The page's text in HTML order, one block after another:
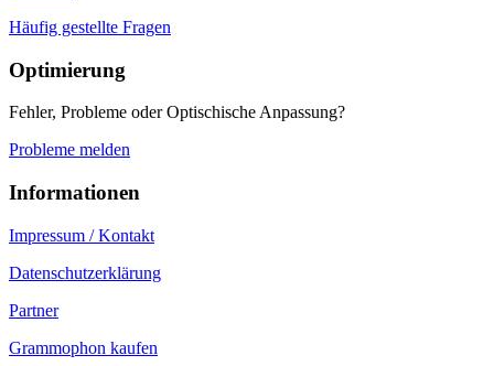
Häufig gestellte Fragen
Optimierung
Fehler, Probleme oder Optischische Anpassung?
Probleme melden
Informationen
Impressum / Kontakt
Datenschutzerklärung
Partner
Grammophon kaufen